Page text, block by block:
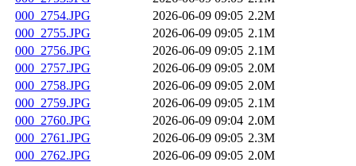
000_2754.JPG
2026-06-09 09:05 2.2M
000_2755.JPG
2026-06-09 09:05 2.1M
000_2756.JPG
2026-06-09 09:05 2.1M
000_2757.JPG
2026-06-09 09:05 2.0M
000_2758.JPG
2026-06-09 09:05 2.0M
000_2759.JPG
2026-06-09 09:05 2.1M
000_2760.JPG
2026-06-09 09:04 2.0M
000_2761.JPG
2026-06-09 09:05 2.3M
000_2762.JPG
2026-06-09 09:05 2.0M